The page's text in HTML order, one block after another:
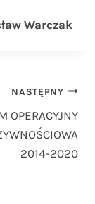
NASTĘPNY
OPERACYJNY
2014-2020